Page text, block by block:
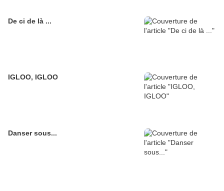
De ci de là ...
IGLOO, IGLOO
Danser sous...